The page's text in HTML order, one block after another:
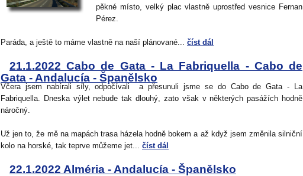
pěkné místo, velký plac vlastně uprostřed vesnice Fernan
Pérez.
Paráda, a ještě to máme vlastně na naší plánované... číst dál
21.1.2022 Cabo de Gata - La Fabriquella - Cabo de
Gata - Andalucía - Španělsko
Včera jsem nabírali síly, odpočívali a přesunuli jsme se do Cabo de Gata - La
Fabriquella. Dneska výlet nebude tak dlouhý, zato však v některých pasážích hodně
náročný.
Už jen to, že mě na mapách trasa házela hodně bokem a až když jsem změnila silniční
kolo na horské, tak teprve můžeme jet... číst dál
22.1.2022 Alméria - Andalucía - Španělsko